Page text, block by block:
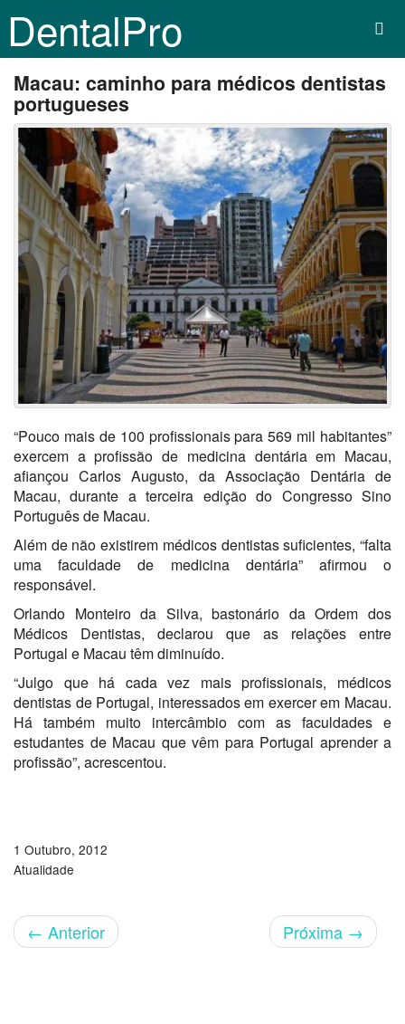
DentalPro
Macau: caminho para médicos dentistas
portugueses
“Pouco mais de 100 profissionais para 569 mil habitantes”
exercem a profissão de medicina dentária em Macau,
afiançou Carlos Augusto, da Associação Dentária de
Macau, durante aterceira edição do Congresso Sino
Português de Macau.
Além de não existirem médicos dentistas suficientes, “falta
uma faculdade de medicina dentária” afirmou o
responsável.
Orlando Monteiro da Silva, bastonário da Ordem dos
Médicos Dentistas, declarou que as relações entre
Portugal e Macau têm diminuído.
“Julgo que há cada vez mais profissionais, médicos
dentistas de Portugal, interessados em exercer em Macau.
Há também muito intercâmbio com as faculdades e
estudantes de Macau que vêm para Portugal aprender a
profissão”, acrescentou.
1 Outubro, 2012
Atualidade
← Anterior Próxima →